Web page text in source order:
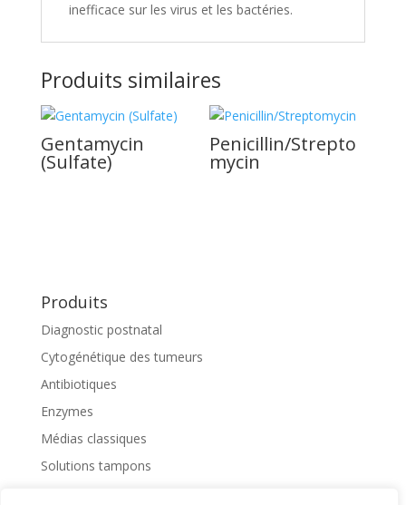
inefficace sur les virus et les bactéries.
Produits similaires
Gentamycin
(Sulfate)
Penicillin/Strepto
mycin
Produits
Diagnostic postnatal
Cytogénétique des tumeurs
Antibiotiques
Enzymes
Médias classiques
Solutions tampons